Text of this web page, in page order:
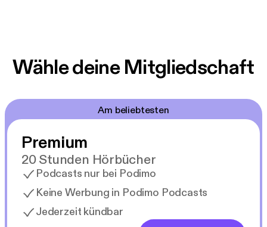
Wähle deine Mitgliedschaft
Am beliebtesten
Premium
20 Stunden Hörbücher
Podcasts nur bei Podimo
Keine Werbung in Podimo Podcasts
Jederzeit kündbar